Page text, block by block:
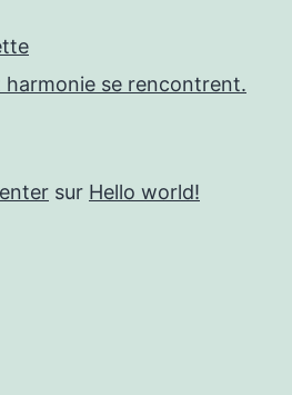
harmonie se rencontrent.
sur Hello world!